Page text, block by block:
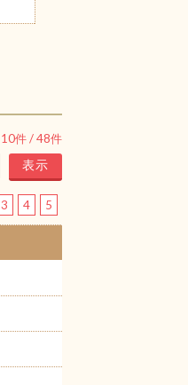
10件 /48件
3 4 5